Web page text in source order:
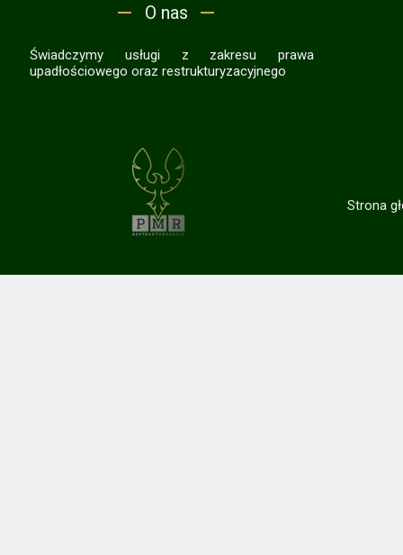
Strona
Świadczymy usługi z zakresu prawa
upadłościowego oraz restrukturyzacyjnego
O nas